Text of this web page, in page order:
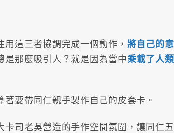
用這三者協調完成一個動作， 將自己的意
是那麼吸引人？就是因為當中乘載了人類
要帶同仁親手製作自己的皮套卡。
司老吳營造的手作空間氛圍，讓同仁五